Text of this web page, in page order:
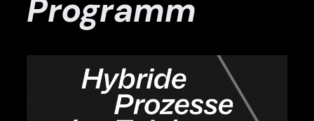
Programm